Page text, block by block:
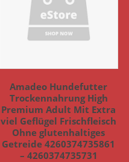
Amadeo Hundefutter
Trockennahrung High
Premium Adult Mit Extra
viel Geflügel Frischfleisch
Ohne glutenhaltiges
Getreide 4260374735861
– 4260374735731